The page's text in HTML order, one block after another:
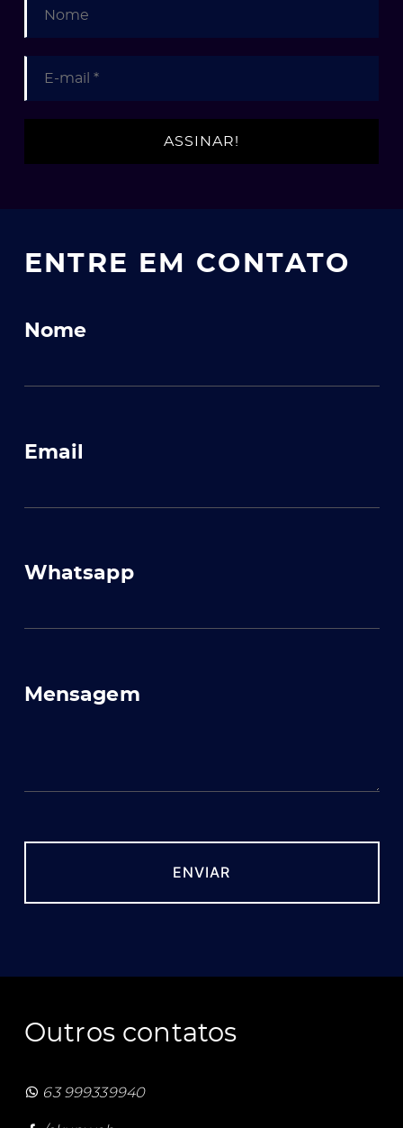
ENTRE EM CONTATO
Nome
Email
Whatsapp
Mensagem
Outros contatos
63 999339940